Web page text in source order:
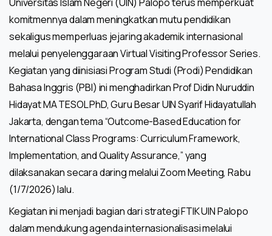
komitmennya dalam meningkatkan mutu pendidikan
sekaligus memperluas jejaring akademik internasional
melalui penyelenggaraan Virtual Visiting Professor Series.
Kegiatan yang diinisiasi Program Studi (Prodi) Pendidikan
Bahasa Inggris (PBI) ini menghadirkan Prof Didin Nuruddin
Hidayat MA TESOL PhD, Guru Besar UIN Syarif Hidayatullah
Jakarta, dengan tema “Outcome-Based Education for
International Class Programs: Curriculum Framework,
Implementation, and Quality Assurance,” yang
dilaksanakan secara daring melalui Zoom Meeting, Rabu
(1/7/2026) lalu.
Kegiatan ini menjadi bagian dari strategi FTIK UIN Palopo
dalam mendukung agenda internasionalisasi melalui